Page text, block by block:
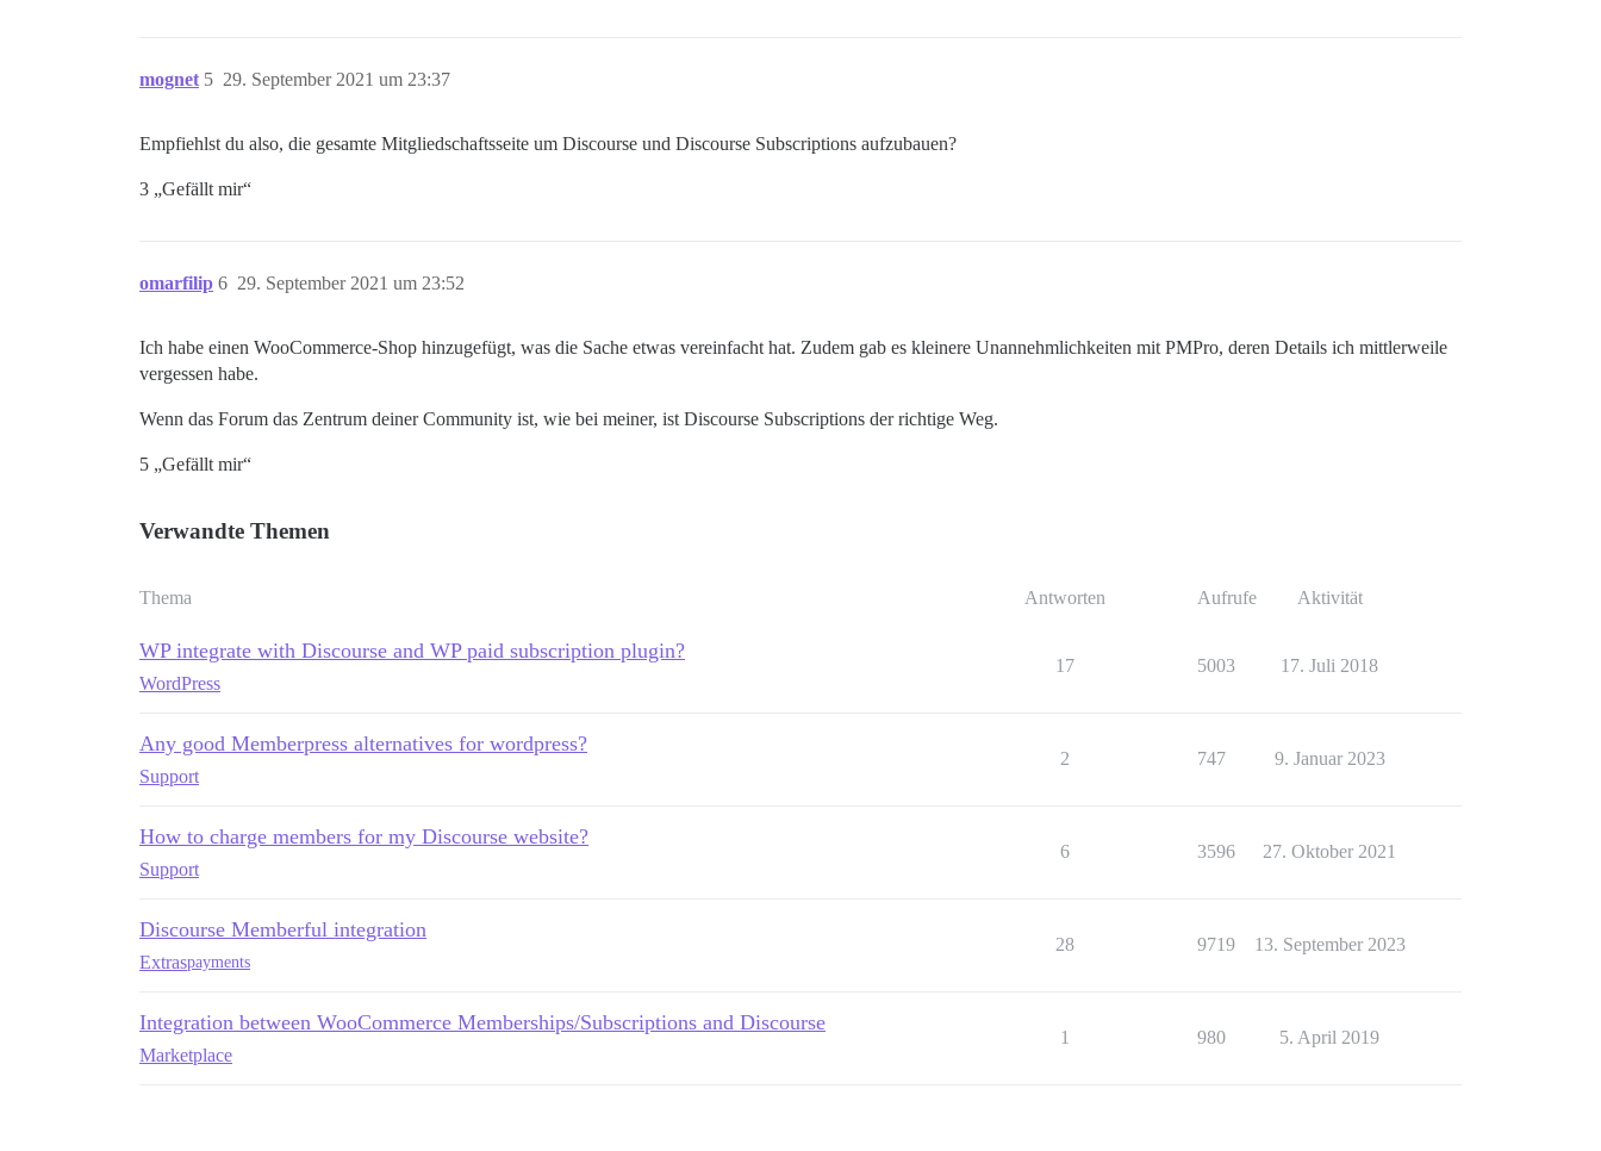
mognet 29. September 2021 um 23:37
5
Empfiehlst du also, die gesamte Mitgliedschaftsseite um Discourse und Discourse Subscriptions aufzubauen?
3 „Gefällt mir“
omarfilip 29. September 2021 um 23:52
6
Ich habe einen WooCommerce-Shop hinzugefügt, was die Sache etwas vereinfacht hat. Zudem gab es kleinere Unannehmlichkeiten mit PMPro, deren Details ich mittlerweile
vergessen habe.
Wenn das Forum das Zentrum deiner Community ist, wie bei meiner, ist Discourse Subscriptions der richtige Weg.
5 „Gefällt mir“
Verwandte Themen
Thema Antworten Aufrufe Aktivität
WP integrate with Discourse and WP paid subscription plugin?
WordPress
17 5003 17. Juli 2018
Any good Memberpress alternatives for wordpress?
Support
2 747 9. Januar 2023
How to charge members for my Discourse website?
Support
6 3596 27. Oktober 2021
Discourse Memberful integration
Extraspayments
28 9719 13. September 2023
Integration between WooCommerce Memberships/Subscriptions and Discourse
Marketplace
1 980 5. April 2019